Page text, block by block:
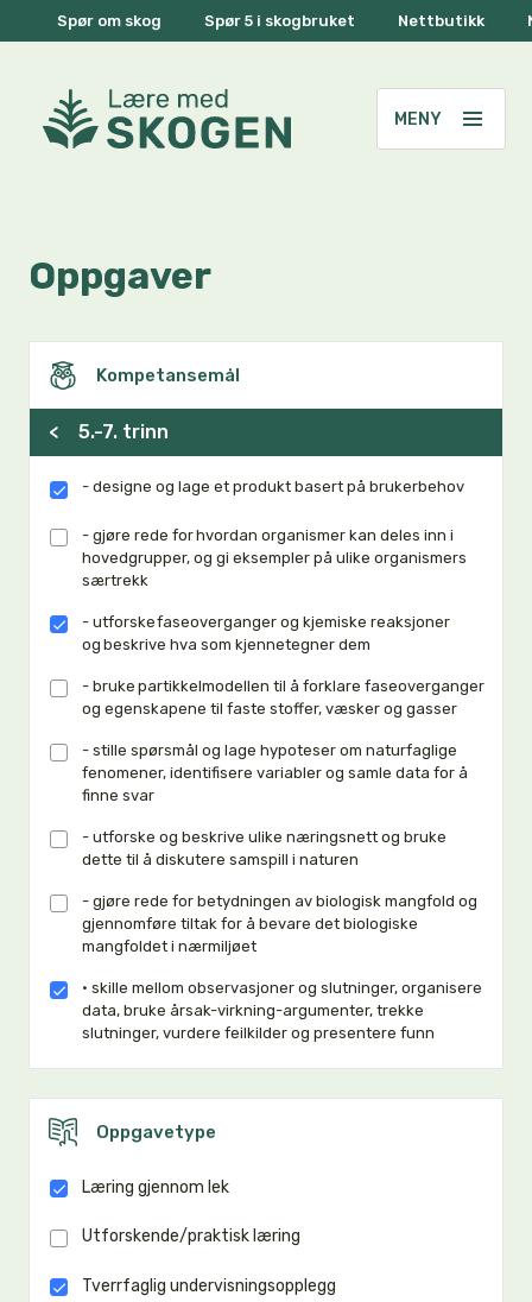
Spør om skog Spør 5 i skogbruket Nettbutikk
Oppgaver
Kompetansemål
< 5.-7. trinn
- designe og lage et produkt basert på brukerbehov
- gjøre rede for hvordan organismer kan deles inn i
hovedgrupper, og gi eksempler på ulike organismers
særtrekk
- utforske faseoverganger og kjemiske reaksjoner
og beskrive hva som kjennetegner dem
- bruke partikkelmodellen til å forklare faseoverganger
og egenskapene til faste stoffer, væsker og gasser
- stille spørsmål og lage hypoteser om naturfaglige
fenomener, identifisere variabler og samle data for å
finne svar
- utforske og beskrive ulike næringsnett og bruke
dette til å diskutere samspill i naturen
- gjøre rede for betydningen av biologisk mangfold og
gjennomføre tiltak for å bevare det biologiske
mangfoldet i nærmiljøet
• skille mellom observasjoner og slutninger, organisere
data, bruke årsak-virkning-argumenter, trekke
slutninger, vurdere feilkilder og presentere funn
Oppgavetype
Læring gjennom lek
Utforskende/praktisk læring
Tverrfaglig undervisningsopplegg